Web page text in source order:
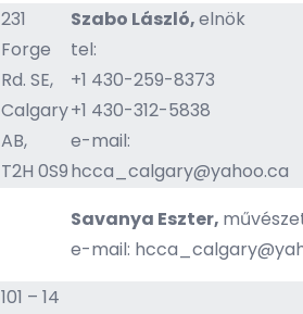
231
Forge
Rd. SE,
Calgary
AB,
T2H 0S9
Szabo László,elnök
tel:
+1 430-259-8373
+1 430-312-5838
e-mail:
hcca_calgary@yahoo.ca
Savanya Eszter,
e-mail:
101 – 14